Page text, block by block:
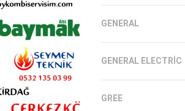
GENERAL
GENERAL ELECTRIC
GREE